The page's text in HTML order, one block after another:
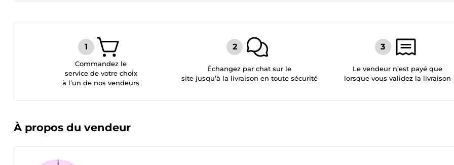
Commandez le
service de votre choix
à l’un de nos vendeurs
Échangez par chat sur le
site jusqu’à la livraison en toute sécurité
Le vendeur n’est payé que
lorsque vous validez la livraison
À propos du vendeur